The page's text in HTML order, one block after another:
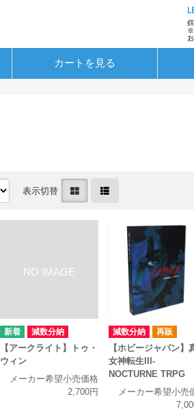
カートを見る
表示切替
減数分納
【アークライト】トゥ・
ウィン
メーカー希望小売価格
2,700円
減数分納 再販
【ホビージャパン】
女神転生III-
NOCTURNE TRPG
メーカー希望小売